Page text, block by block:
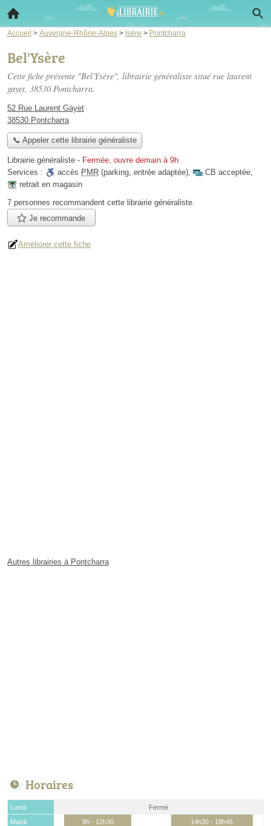
Accueil > Auvergne-Rhône-Alpes > Isère > Pontcharra
Bel'Ysère
Cette fiche présente "Bel'Ysère", librairie généraliste situé rue laurent
gayet, 38530 Pontcharra.
52 Rue Laurent Gayet
38530 Pontcharra
📞 Appeler cette librairie généraliste
Librairie généraliste - Fermée, ouvre demain à 9h
Services :
accès PMR (parking, entrée adaptée), CB acceptée,
retrait en magasin
7 personnes recommandent cette librairie généraliste.
Je recommande
Améliorer cette fiche
Autres librairies à Pontcharra
Horaires
Lundi
Fermé
Mardi
9h - 12h30
14h30 - 18h45